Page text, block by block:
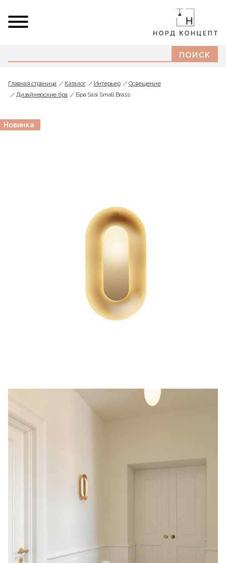
Главная страница Каталог Интерьер
Освещение
Дизайнерские бра
Бра Sasi Small Brass
Новинка